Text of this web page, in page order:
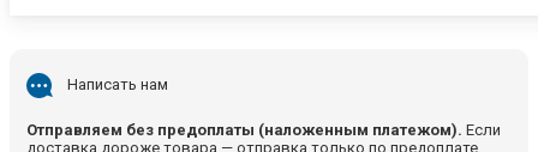
Написать нам
Отправляем без предоплаты (наложенным платежом). Если
доставка дороже товара — отправка только по предоплате.